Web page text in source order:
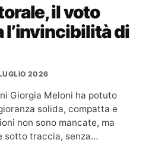
il voto
l’invincibilità di
2026
Giorgia Meloni ha potuto
solida, compatta e
non sono mancate, ma
sotto traccia, senza…